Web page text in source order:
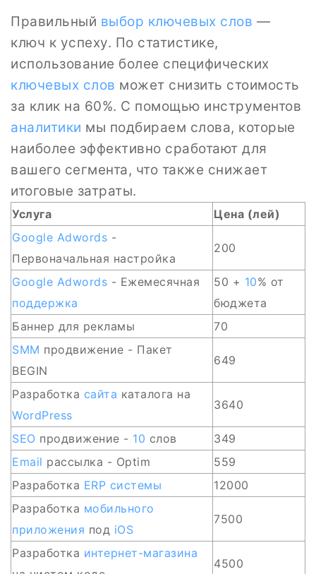
Правильный выбор ключевых слов —
ключ к успеху. По статистике,
использование более специфических
ключевых слов может снизить стоимость
за клик на 60%. С помощью инструментов
аналитики мы подбираем слова, которые
наиболее эффективно сработают для
вашего сегмента, что также снижает
итоговые затраты.
Услуга
Цена (лей)
Google Adwords -
Первоначальная настройка
200
Google Adwords - Ежемесячная
поддержка
50 + 10% от
бюджета
Баннер для рекламы
70
SMM продвижение - Пакет
BEGIN
649
Разработка сайта каталога на
WordPress
3640
SEO продвижение - 10 слов
349
Email рассылка - Optim
559
Разработка ERP системы
12000
Разработка мобильного
приложения под iOS
7500
Разработка интернет-магазина
4500